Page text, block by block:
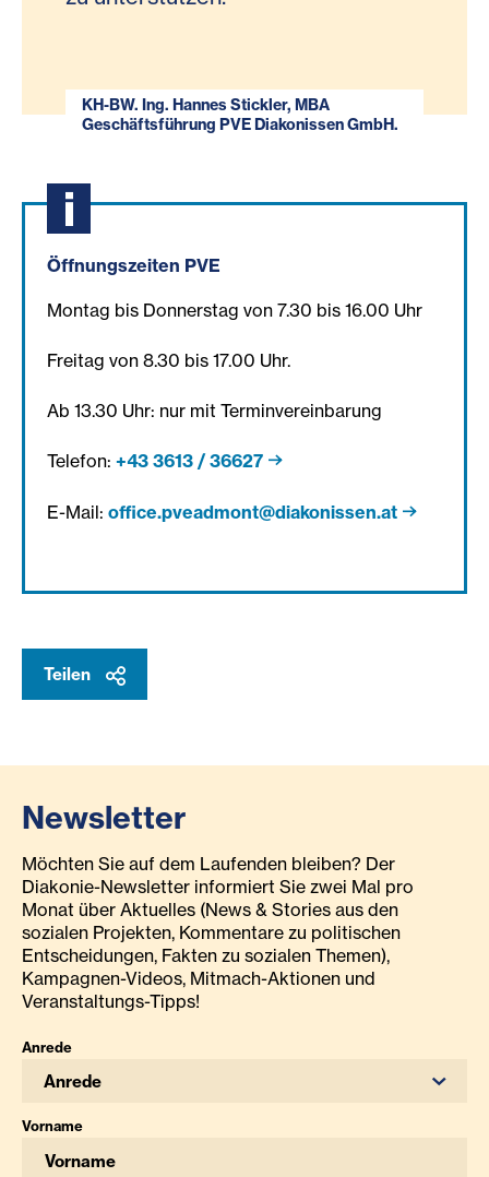
KH-BW. Ing. Hannes Stickler, MBA
Geschäftsführung PVE Diakonissen GmbH.
Öffnungszeiten PVE
Montag bis Donnerstag von 7.30 bis 16.00 Uhr
Freitag von 8.30 bis 17.00 Uhr.
Ab 13.30 Uhr: nur mit Terminvereinbarung
Telefon: +43 3613 / 36627
E-Mail: office.pveadmont@diakonissen.at
Teilen
Newsletter
Möchten Sie auf dem Laufenden bleiben? Der
Diakonie-Newsletter informiert Sie zwei Mal pro
Monat über Aktuelles (News & Stories aus den
sozialen Projekten, Kommentare zu politischen
Entscheidungen, Fakten zu sozialen Themen),
Kampagnen-Videos, Mitmach-Aktionen und
Veranstaltungs-Tipps!
Anrede
Anrede
Vorname